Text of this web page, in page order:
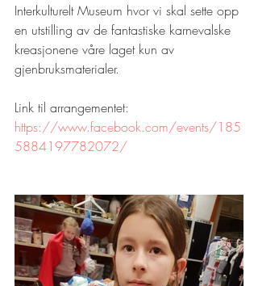
Interkulturelt Museum hvor vi skal sette opp
en utstilling av de fantastiske karnevalske
kreasjonene våre laget kun av
gjenbruksmaterialer.
Link til arrangementet:
https://www.facebook.com/events/185
5884197782072/